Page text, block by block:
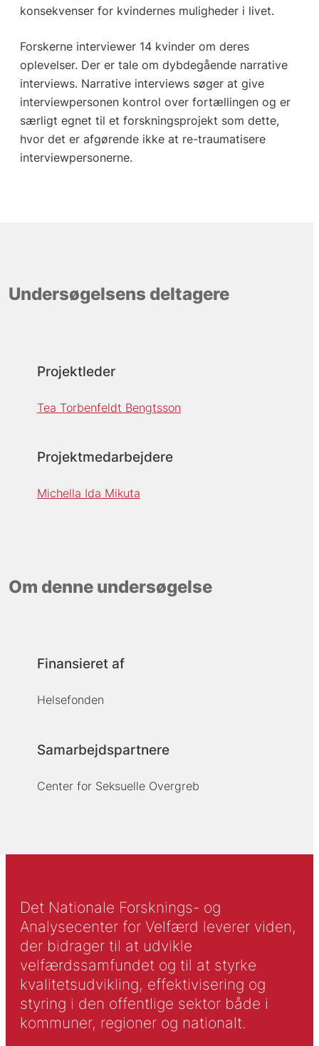
konsekvenser for kvindernes muligheder i livet.
Forskerne interviewer 14 kvinder om deres
oplevelser. Der er tale om dybdegående narrative
interviews. Narrative interviews søger at give
interviewpersonen kontrol over fortællingen og er
særligt egnet til et forskningsprojekt som dette,
hvor det er afgørende ikke at re-traumatisere
interviewpersonerne.
Undersøgelsens deltagere
Projektleder
Tea Torbenfeldt Bengtsson
Projektmedarbejdere
Michella Ida Mikuta
Om denne undersøgelse
Finansieret af
Helsefonden
Samarbejdspartnere
Center for Seksuelle Overgreb
Det Nationale Forsknings- og
Analysecenter for Velfærd leverer viden,
der bidrager til at udvikle
velfærdssamfundet og til at styrke
kvalitetsudvikling, effektivisering og
styring i den offentlige sektor både i
kommuner, regioner og nationalt.